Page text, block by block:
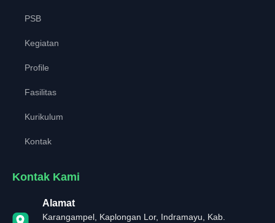
PSB
Kegiatan
Profile
Fasilitas
Kurikulum
Kontak
Kontak Kami
Alamat
Karangampel, Kaplongan Lor, Indramayu, Kab.